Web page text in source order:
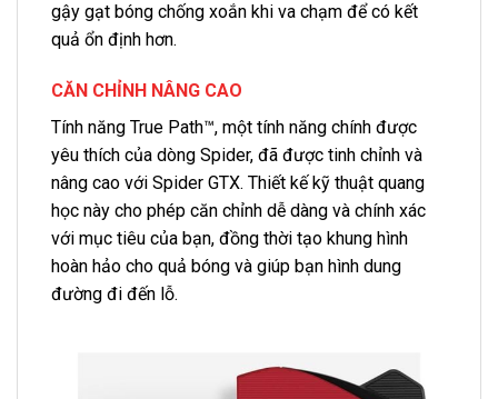
gậy gạt bóng chống xoắn khi va chạm để có kết
quả ổn định hơn.
CĂN CHỈNH NÂNG CAO
Tính năng True Path™, một tính năng chính được
yêu thích của dòng Spider, đã được tinh chỉnh và
nâng cao với Spider GTX. Thiết kế kỹ thuật quang
học này cho phép căn chỉnh dễ dàng và chính xác
với mục tiêu của bạn, đồng thời tạo khung hình
hoàn hảo cho quả bóng và giúp bạn hình dung
đường đi đến lỗ.